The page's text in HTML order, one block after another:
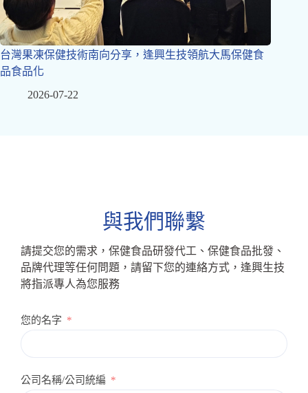
台灣果凍保健技術南向分享，逢興生技領航大馬保健食
品食品化
2026-07-22
與我們聯繫
請提交您的需求，保健食品研發代工、保健食品批發、
品牌代理等任何問題，請留下您的連絡方式，逢興生技
將指派專人為您服務
您的名字
公司名稱/公司統編